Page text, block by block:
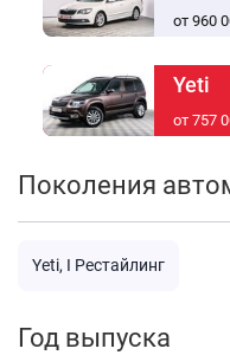
от 960
Yeti
от 757
Поколения
Yeti, I Рестайлинг
Год выпуска